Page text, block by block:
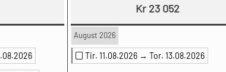
Kr 23 052
August 2026
Tir. 11.08.2026 → Tor. 13.08.2026